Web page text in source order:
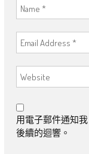
用電子郵件通知我
後續的迴響。